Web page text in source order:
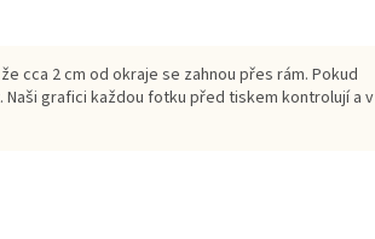
cca 2 cm od okraje se zahnou přes rám. Pokud
grafici každou fotku před tiskem kontrolují a v